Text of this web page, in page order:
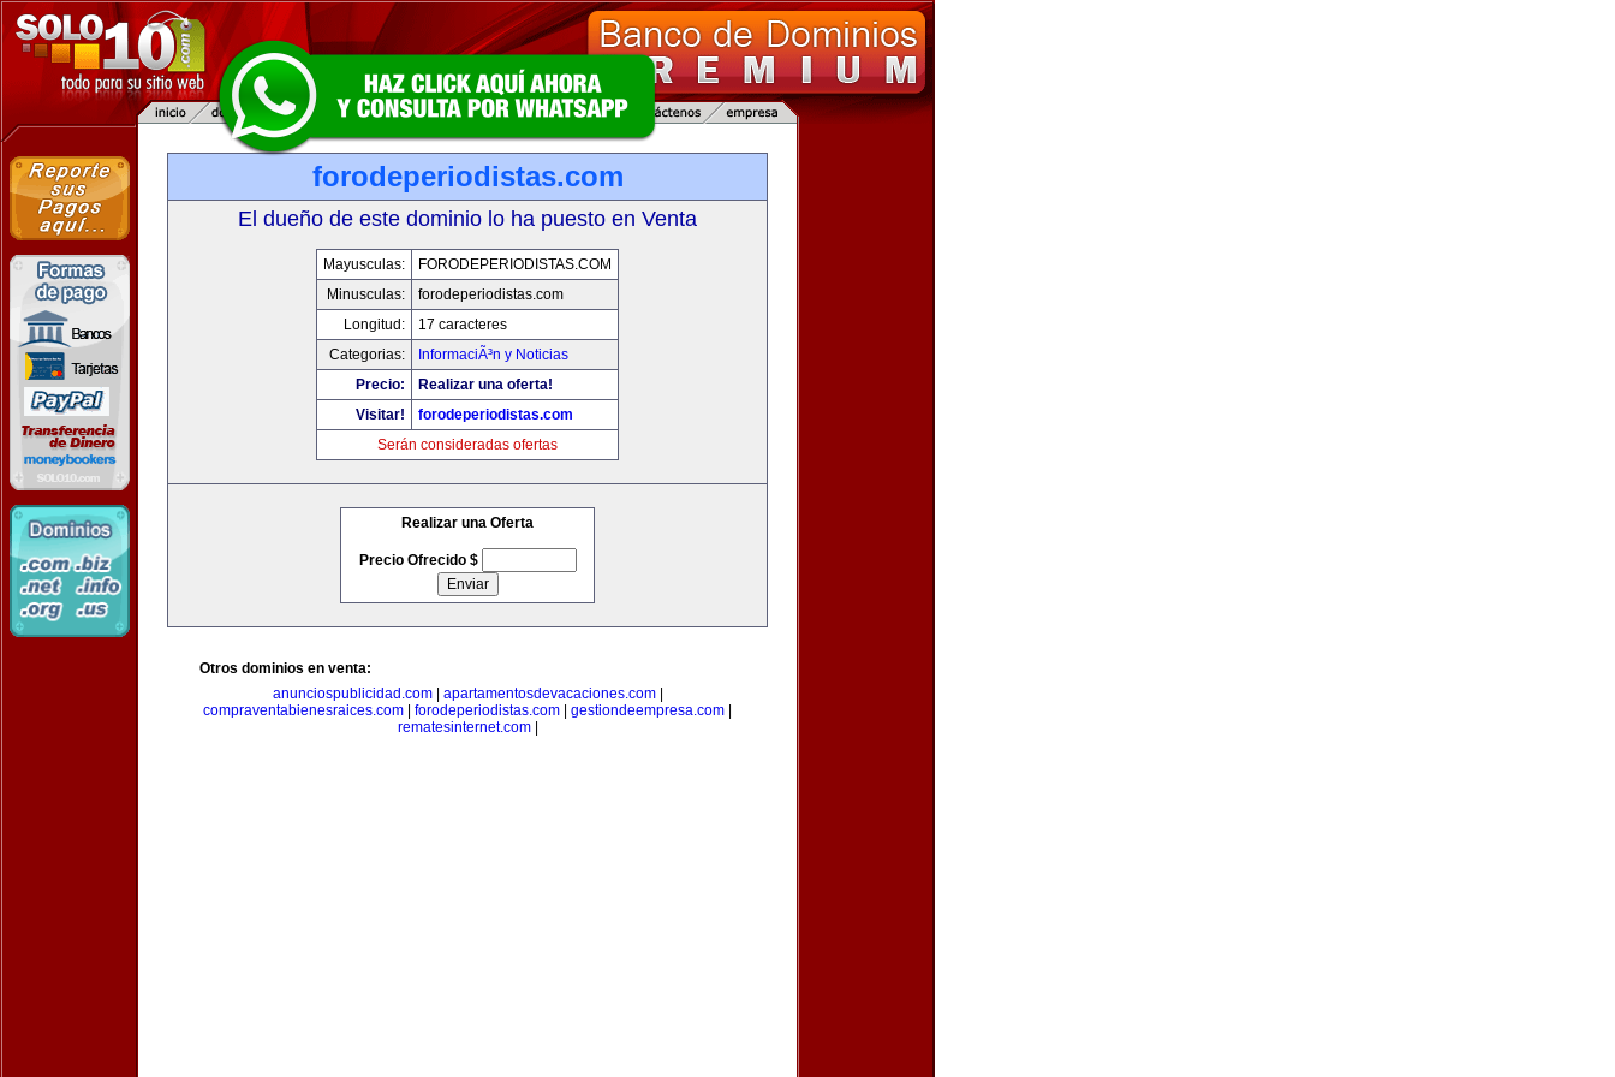
forodeperiodistas.com
El dueño de este dominio lo ha puesto en Venta
Mayusculas:
FORODEPERIODISTAS.COM
Minusculas:
forodeperiodistas.com
Longitud:
17 caracteres
Categorias:
InformaciÃ³n y Noticias
Precio:
Realizar una oferta!
Visitar!
forodeperiodistas.com
Serán consideradas ofertas
Realizar una Oferta
Precio Ofrecido $
Otros dominios en venta:
anunciospublicidad.com| apartamentosdevacaciones.com|
compraventabienesraices.com
forodeperiodistas.com gestiondeempresa.com
rematesinternet.com|